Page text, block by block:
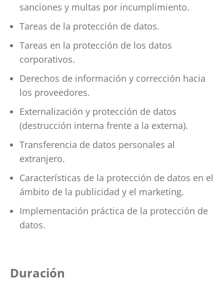
sanciones y multas por incumplimiento.
Tareas de la protección de datos.
Tareas en la protección de los datos
corporativos.
Derechos de información y corrección hacia
los proveedores.
Externalización y protección de datos
(destrucción interna frente a la externa).
Transferencia de datos personales al
extranjero.
Características de la protección de datos en el
ámbito de la publicidad y el marketing.
Implementación práctica de la protección de
datos.
Duración